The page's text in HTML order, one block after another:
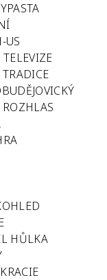
US
TELEVIZE
TRADICE
ROZHLAS
HŮLKA